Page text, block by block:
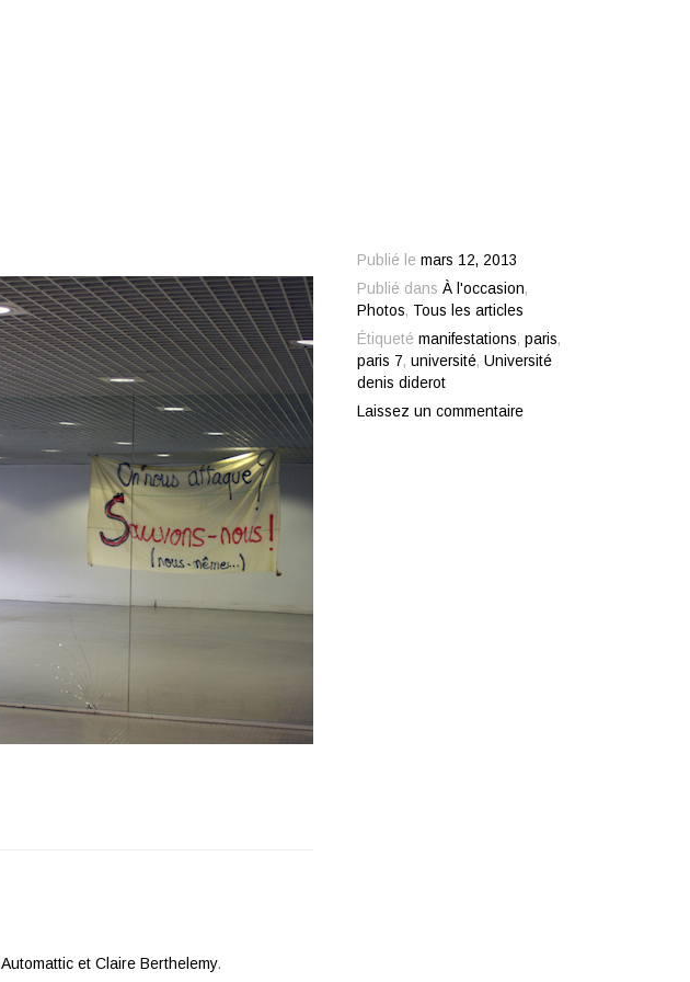
Publié lemars 12, 2013
Publié dansÀ l'occasion,
Photos, Tous les articles
Étiquetémanifestations,paris,
paris 7,université,Université
denis diderot
Laissez un commentaire
Automattic et Claire Berthelemy.